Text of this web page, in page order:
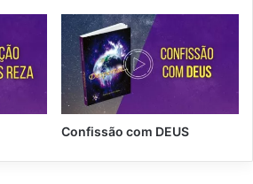
Confissão com DEUS